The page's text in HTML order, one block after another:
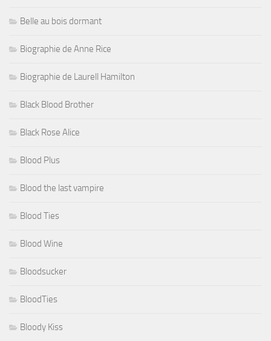
Belle au bois dormant
Biographie de Anne Rice
Biographie de Laurell Hamilton
Black Blood Brother
Black Rose Alice
Blood Plus
Blood the last vampire
Blood Ties
Blood Wine
Bloodsucker
BloodTies
Bloody Kiss